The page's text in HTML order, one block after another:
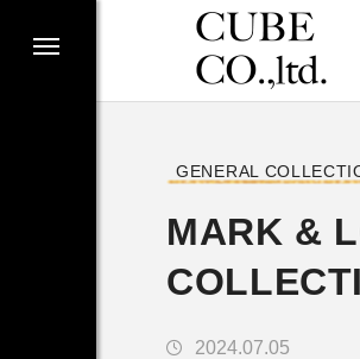
GENERAL
MARK &
2024.07.05